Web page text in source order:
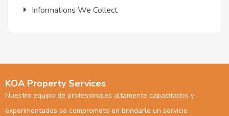
Informations We Collect
KOA Property Services
Nuestro equipo de profesionales altamente capacitados y
experimentados se compromete en brindarle un servicio